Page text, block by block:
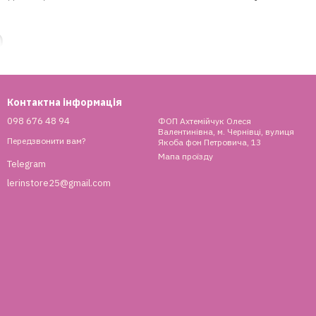
увагу на освіжаючий лосьйон ELAN х Belik Pre-
та з ментолом) та тальк для брів Ekko Beauty.
Контактна інформація
098 676 48 94
Передзвонити вам?
Telegram
lerinstore25@gmail.com
ФОП Ахтемійчук Олеся
Валентинівна, м. Чернівці, вулиця
Якоба фон Петровича, 13
Мапа проїзду